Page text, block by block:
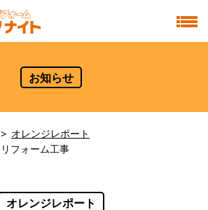
お知らせ
オレンジレポート
フォーム工事
オレンジレポート